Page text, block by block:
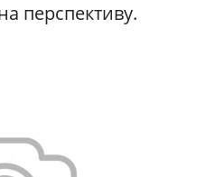
перспективу.